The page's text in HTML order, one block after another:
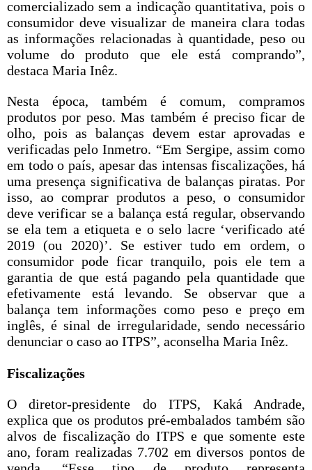
comercializado sem a indicação quantitativa, pois o
consumidor deve visualizar de maneira clara todas
as informações relacionadas à quantidade, peso ou
volume do produto que ele está comprando”,
destaca Maria Inêz.
Nesta época, também é comum, compramos
produtos por peso. Mas também é preciso ficar de
olho, pois as balanças devem estar aprovadas e
verificadas pelo Inmetro. “Em Sergipe, assim como
em todo o país, apesar das intensas fiscalizações, há
uma presença significativa de balanças piratas. Por
isso, ao comprar produtos a peso, o consumidor
deve verificar se a balança está regular, observando
se ela tem a etiqueta e o selo lacre ‘verificado até
2019 (ou 2020)’. Se estiver tudo em ordem, o
consumidor pode ficar tranquilo, pois ele tem a
garantia de que está pagando pela quantidade que
efetivamente está levando. Se observar que a
balança tem informações como peso e preço em
inglês, é sinal de irregularidade, sendo necessário
denunciar o caso ao ITPS”, aconselha Maria Inêz.
Fiscalizações
O diretor-presidente do ITPS, Kaká Andrade,
explica que os produtos pré-embalados também são
alvos de fiscalização do ITPS e que somente este
ano, foram realizadas 7.702 em diversos pontos de